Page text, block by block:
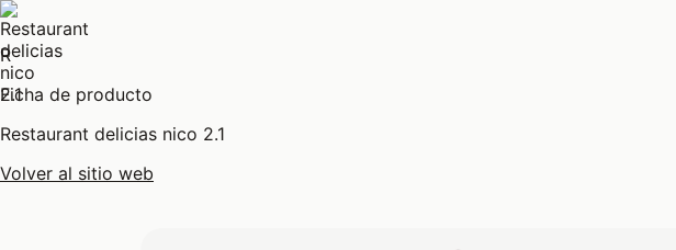
R
Ficha de producto
Restaurant delicias nico 2.1
Volver al sitio web